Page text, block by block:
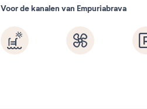
Voor de kanalen van Empuriabrava